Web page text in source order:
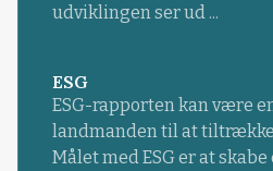
udviklingen ser ud ...
ESG
ESG-rapporten kan være
landmanden til at
Målet med ESG er at